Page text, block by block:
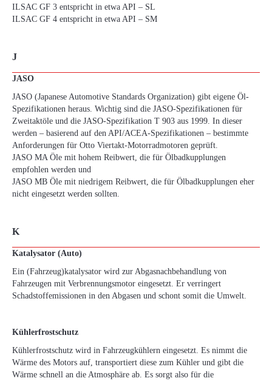
ILSAC GF 3 entspricht in etwa API – SL
ILSAC GF 4 entspricht in etwa API – SM
J
JASO
JASO (Japanese Automotive Standards Organization) gibt eigene Öl-
Spezifikationen heraus. Wichtig sind die JASO-Spezifikationen für
Zweitaktöle und die JASO-Spezifikation T 903 aus 1999. In dieser
werden – basierend auf den API/ACEA-Spezifikationen – bestimmte
Anforderungen für Otto Viertakt-Motorradmotoren geprüft.
JASO MA Öle mit hohem Reibwert, die für Ölbadkupplungen
empfohlen werden und
JASO MB Öle mit niedrigem Reibwert, die für Ölbadkupplungen eher
nicht eingesetzt werden sollten.
K
Katalysator (Auto)
Ein (Fahrzeug)katalysator wird zur Abgasnachbehandlung von
Fahrzeugen mit Verbrennungsmotor eingesetzt. Er verringert
Schadstoffemissionen in den Abgasen und schont somit die Umwelt.
Kühlerfrostschutz
Kühlerfrostschutz wird in Fahrzeugkühlern eingesetzt. Es nimmt die
Wärme des Motors auf, transportiert diese zum Kühler und gibt die
Wärme schnell an die Atmosphäre ab. Es sorgt also für die